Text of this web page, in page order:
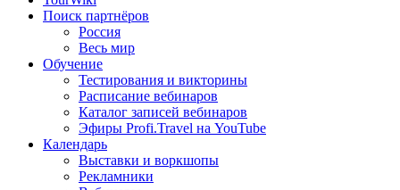
Поиск партнёров
Россия
Весь мир
Обучение
Тестирования и викторины
Расписание вебинаров
Каталог записей вебинаров
Эфиры Profi.Travel на YouTube
Календарь
Выставки и воркшопы
Рекламники